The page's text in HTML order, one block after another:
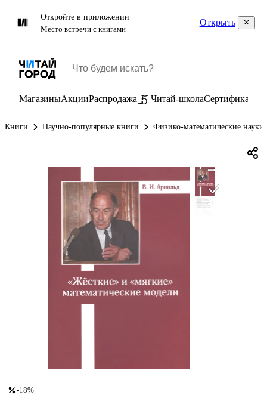
Откройте в приложении
Место встречи с книгами
Открыть
МагазиныАкцииРаспродажа Читай-школаСертификаты
Книги Научно-популярные книги Физико-математические науки
-18%